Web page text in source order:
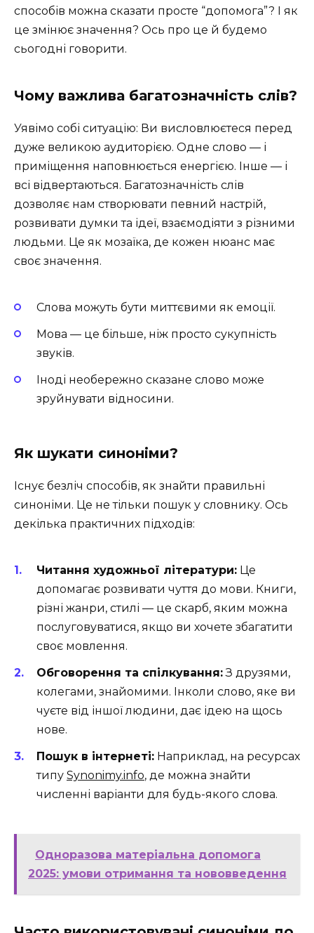
способів можна сказати просте “допомога”? І як
це змінює значення? Ось про це й будемо
сьогодні говорити.
Чому важлива багатозначність слів?
Уявімо собі ситуацію: Ви висловлюєтеся перед
дуже великою аудиторією. Одне слово — і
приміщення наповнюється енергією. Інше — і
всі відвертаються. Багатозначність слів
дозволяє нам створювати певний настрій,
розвивати думки та ідеї, взаємодіяти з різними
людьми. Це як мозаїка, де кожен нюанс має
своє значення.
Слова можуть бути миттєвими як емоції.
Мова — це більше, ніж просто сукупність
звуків.
Іноді необережно сказане слово може
зруйнувати відносини.
Як шукати синоніми?
Існує безліч способів, як знайти правильні
синоніми. Це не тільки пошук у словнику. Ось
декілька практичних підходів:
Читання художньої літератури: Це
допомагає розвивати чуття до мови. Книги,
різні жанри, стилі — це скарб, яким можна
послуговуватися, якщо ви хочете збагатити
своє мовлення.
Обговорення та спілкування:З друзями,
колегами, знайомими. Інколи слово, яке ви
чуєте від іншої людини, дає ідею на щось
нове.
Пошук в інтернеті: Наприклад, на ресурсах
типу Synonimy.info, де можна знайти
численні варіанти для будь-якого слова.
Одноразова матеріальна допомога
2025: умови отримання та нововведення